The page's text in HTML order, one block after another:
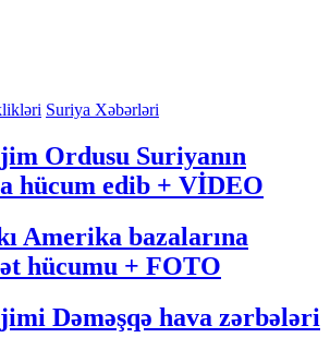
Suriya Xəbərləri
Ordusu Suriyanın
hücum edib + VİDEO
Amerika bazalarına
hücumu + FOTO
Dəməşqə hava zərbələri